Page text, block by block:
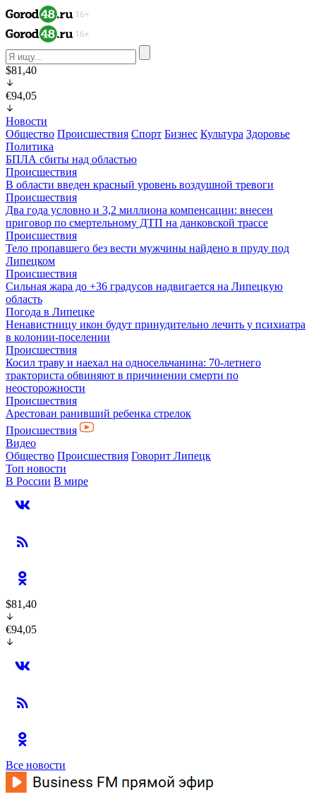
$81,40
€94,05
Новости
Общество Происшествия Спорт Бизнес Культура Здоровье
Политика
БПЛА сбиты над областью
Происшествия
В области введен красный уровень воздушной тревоги
Происшествия
Два года условно и 3,2 миллиона компенсации: внесен
приговор по смертельному ДТП на данковской трассе
Происшествия
Тело пропавшего без вести мужчины найдено в пруду под
Липецком
Происшествия
Сильная жара до +36 градусов надвигается на Липецкую
область
Погода в Липецке
Ненавистницу икон будут принудительно лечить у психиатра
в колонии-поселении
Происшествия
Косил траву и наехал на односельчанина: 70-летнего
тракториста обвиняют в причинении смерти по
неосторожности
Происшествия
Арестован ранивший ребенка стрелок
Происшествия
Видео
Общество Происшествия Говорит Липецк
Топ новости
В России В мире
$81,40
€94,05
Все новости